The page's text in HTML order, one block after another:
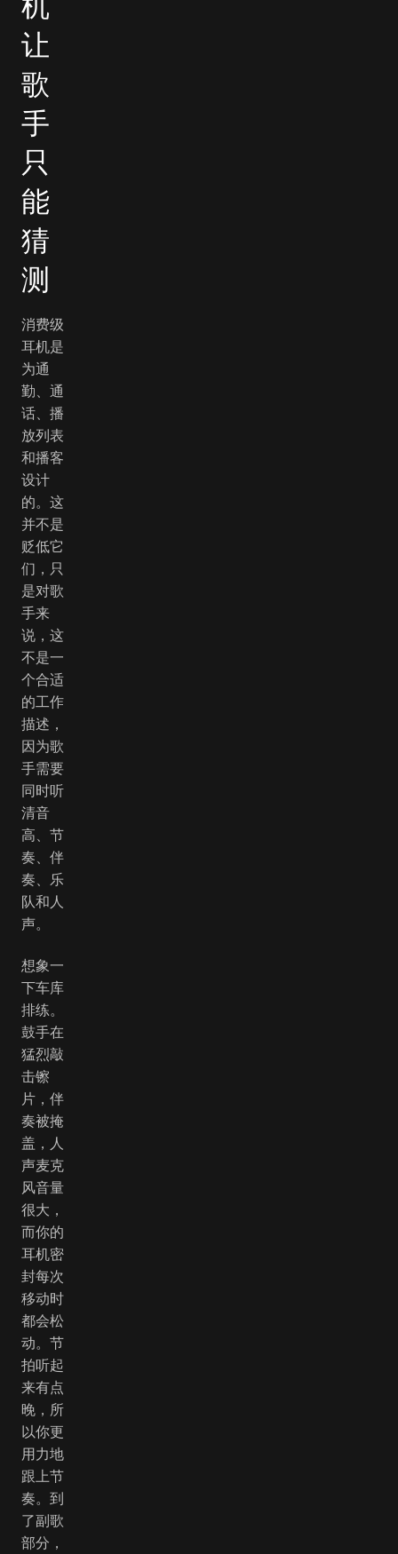
让
歌
手
只
能
猜
测
消费级
耳机是
为通
勤、通
话、播
放列表
和播客
设计
的。这
并不是
贬低它
们，只
是对歌
手来
说，这
不是一
个合适
的工作
描述，
因为歌
手需要
同时听
清音
高、节
奏、伴
奏、乐
队和人
声。
想象一
下车库
排练。
鼓手在
猛烈敲
击镲
片，伴
奏被掩
盖，人
声麦克
风音量
很大，
而你的
耳机密
封每次
移动时
都会松
动。节
拍听起
来有点
晚，所
以你更
用力地
跟上节
奏。到
了副歌
部分，